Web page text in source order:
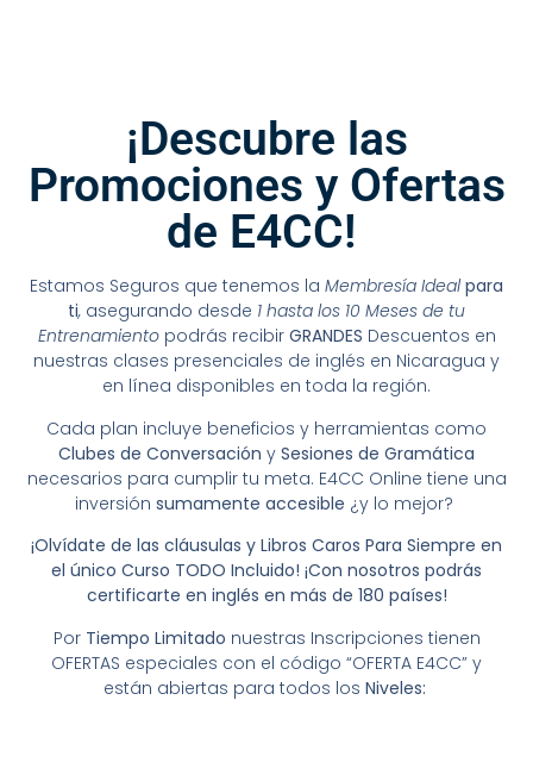
¡Descubre las
Promociones y Ofertas
de E4CC! ​
Estamos Seguros que tenemos la Membresía Idealpara
ti, asegurando desde 1 hasta los 10 Meses de tu
Entrenamientopodrás recibir GRANDES Descuentos en
nuestras clases presenciales de inglés en Nicaragua y
en línea disponibles en toda la región.
Cada plan incluye beneficios y herramientas como
Clubes de Conversación y Sesiones de Gramática
necesarios para cumplir tu meta. E4CC Online tiene una
inversión sumamente accesible ¿y lo mejor?
¡Olvídate de las cláusulas y Libros Caros Para Siempre en
el único Curso TODO Incluido! ¡Con nosotros podrás
certificarte en inglés en más de 180 países!
PorTiempo Limitado nuestras Inscripciones tienen
OFERTAS especiales con el código “OFERTA E4CC” y
están abiertas para todos los Niveles: